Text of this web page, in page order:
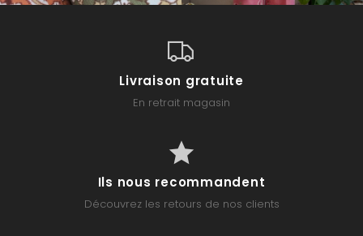
Livraison gratuite
En retrait magasin
Ils nous recommandent
Découvrez les retours de nos clients